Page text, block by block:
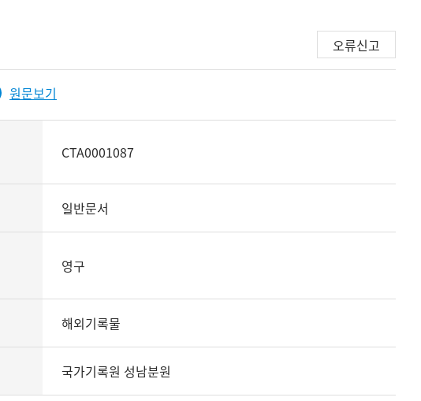
오류신고
원문보기
CTA0001087
일반문서
영구
해외기록물
국가기록원 성남분원